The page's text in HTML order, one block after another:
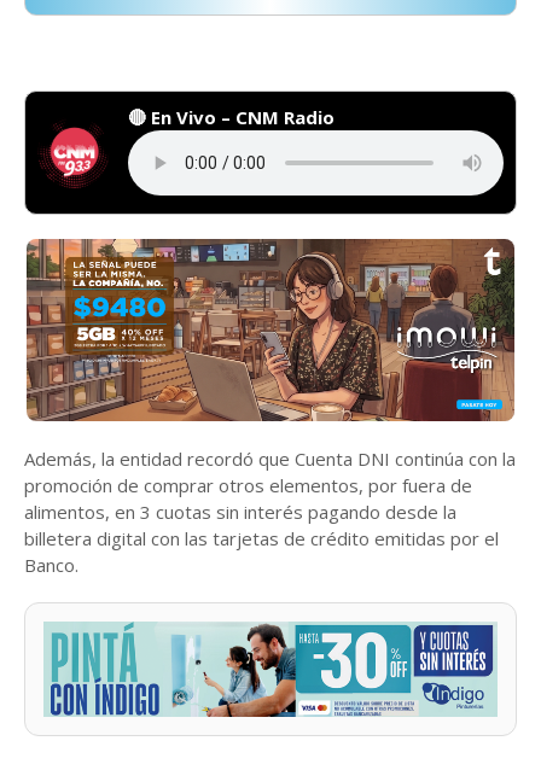
🔴 En Vivo – CNM Radio
Además, la entidad recordó que Cuenta DNI continúa con la
promoción de comprar otros elementos, por fuera de
alimentos, en 3 cuotas sin interés pagando desde la
billetera digital con las tarjetas de crédito emitidas por el
Banco.